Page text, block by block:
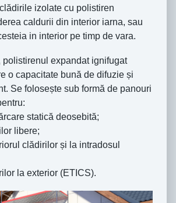
izolate cu polistiren
caldurii din interior iarna, sau
in interior pe timp de vara.
polistirenul expandat ignifugat
o capacitate bună de difuzie și
Se folosește sub formă de panouri
statică deosebită;
libere;
clădirilor și la intradosul
la exterior (ETICS).